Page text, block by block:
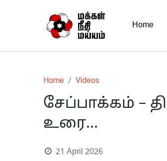
Home
Home Videos
சேப்பாக்கம் –
உரை…
21 April 2026